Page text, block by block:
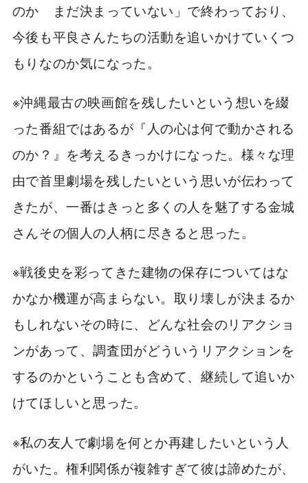
のか まだ決まっていない」で終わっており、
今後も平良さんたちの活動を追いかけていくつ
もりなのか気になった。
※沖縄最古の映画館を残したいという想いを綴
った番組ではあるが『人の心は何で動かされる
のか？』を考えるきっかけになった。様々な理
由で首里劇場を残したいという思いが伝わって
きたが、一番はきっと多くの人を魅了する金城
さんその個人の人柄に尽きると思った。
※戦後史を彩ってきた建物の保存についてはな
かなか機運が高まらない。取り壊しが決まるか
もしれないその時に、どんな社会のリアクショ
ンがあって、調査団がどういうリアクションを
するのかということも含めて、継続して追いか
けてほしいと思った。
※私の友人で劇場を何とか再建したいという人
がいた。権利関係が複雑すぎて彼は諦めたが、